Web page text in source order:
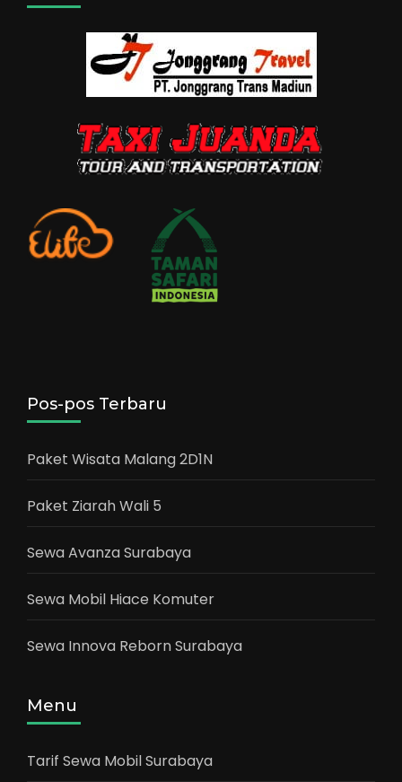
Pos-pos Terbaru
Paket Wisata Malang 2D1N
Paket Ziarah Wali 5
Sewa Avanza Surabaya
Sewa Mobil Hiace Komuter
Sewa Innova Reborn Surabaya
Menu
Tarif Sewa Mobil Surabaya